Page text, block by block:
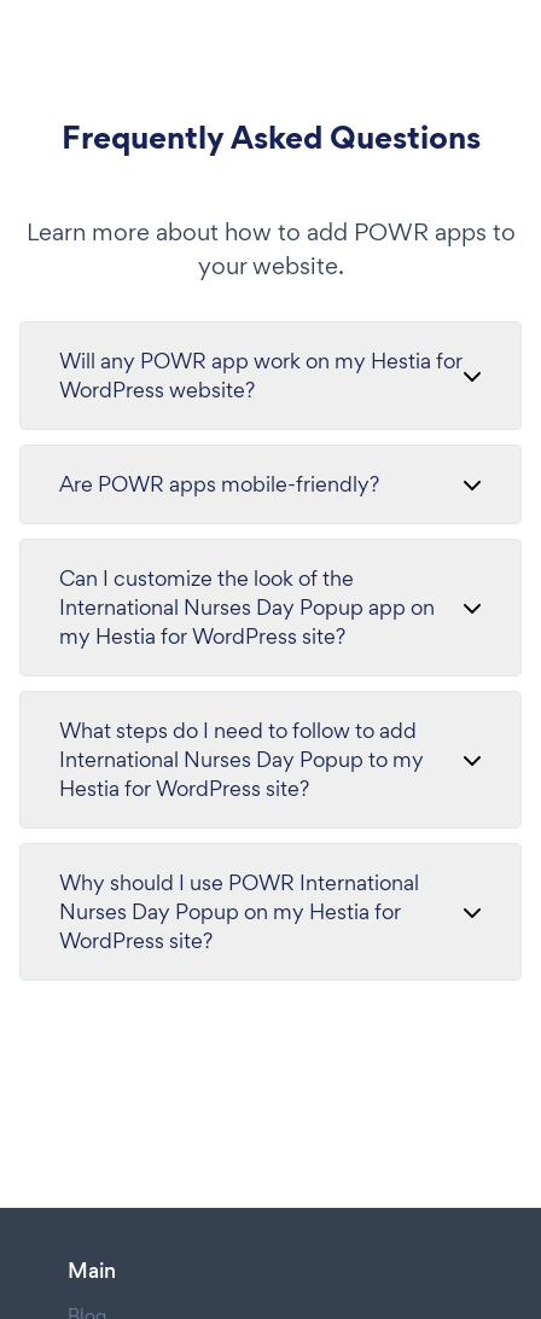
Frequently Asked Questions
Learn more about how to add POWR apps to
your website.
Will any POWR app work on my Hestia for
WordPress website?
Are POWR apps mobile-friendly?
Can I customize the look of the
International Nurses Day Popup app on
my Hestia for WordPress site?
What steps do I need to follow to add
International Nurses Day Popup to my
Hestia for WordPress site?
Why should I use POWR International
Nurses Day Popup on my Hestia for
WordPress site?
Main